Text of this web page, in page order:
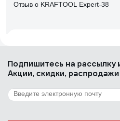
Отзыв о KRAFTOOL Expert-38
111 отзывов
Отзыв о DELI dl350033
Подпишитесь на рассылку
Акции, скидки,